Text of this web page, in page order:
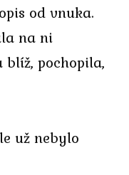
od vnuka.
na ni
pochopila,
už nebylo